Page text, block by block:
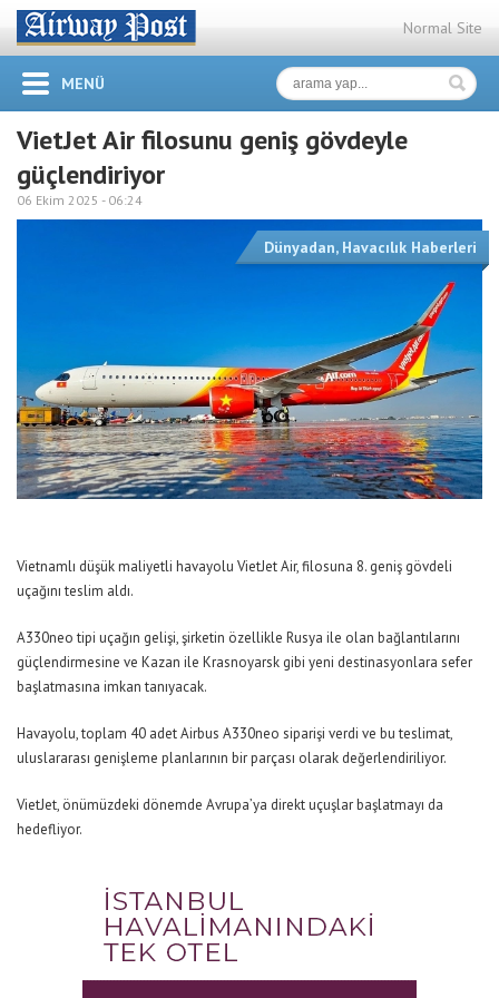
Normal Site
MENÜ
VietJet Air filosunu geniş gövdeyle
güçlendiriyor
06 Ekim 2025 - 06:24
Dünyadan, Havacılık Haberleri
Vietnamlı düşük maliyetli havayolu VietJet Air, filosuna 8. geniş gövdeli
uçağını teslim aldı.
A330neo tipi uçağın gelişi, şirketin özellikle Rusya ile olan bağlantılarını
güçlendirmesine ve Kazan ile Krasnoyarsk gibi yeni destinasyonlara sefer
başlatmasına imkan tanıyacak.
Havayolu, toplam 40 adet Airbus A330neo siparişi verdi ve bu teslimat,
uluslararası genişleme planlarının bir parçası olarak değerlendiriliyor.
VietJet, önümüzdeki dönemde Avrupa’ya direkt uçuşlar başlatmayı da
hedefliyor.